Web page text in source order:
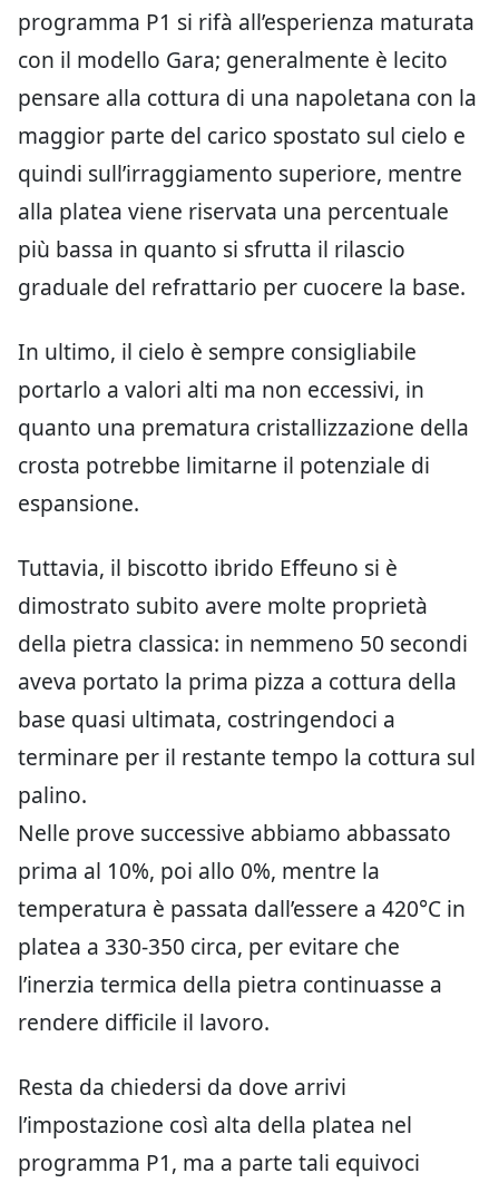
programma P1 si rifà all’esperienza maturata
con il modello Gara; generalmente è lecito
pensare alla cottura di una napoletana con la
maggior parte del carico spostato sul cielo e
quindi sull’irraggiamento superiore, mentre
alla platea viene riservata una percentuale
più bassa in quanto si sfrutta il rilascio
graduale del refrattario per cuocere la base.
In ultimo, il cielo è sempre consigliabile
portarlo a valori alti ma non eccessivi, in
quanto una prematura cristallizzazione della
crosta potrebbe limitarne il potenziale di
espansione.
Tuttavia, il biscotto ibrido Effeuno si è
dimostrato subito avere molte proprietà
della pietra classica: in nemmeno 50 secondi
aveva portato la prima pizza a cottura della
base quasi ultimata, costringendoci a
terminare per il restante tempo la cottura sul
palino.
Nelle prove successive abbiamo abbassato
prima al 10%, poi allo 0%, mentre la
temperatura è passata dall’essere a 420°C in
platea a 330-350 circa, per evitare che
l’inerzia termica della pietra continuasse a
rendere difficile il lavoro.
Resta da chiedersi da dove arrivi
l’impostazione così alta della platea nel
programma P1, ma a parte tali equivoci